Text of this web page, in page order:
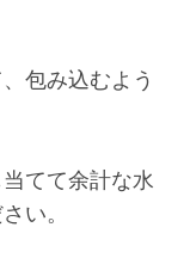
包み込むよう
てて余計な水
い。